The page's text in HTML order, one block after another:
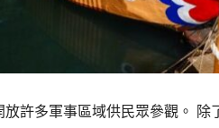
許多軍事區域供民眾參觀。